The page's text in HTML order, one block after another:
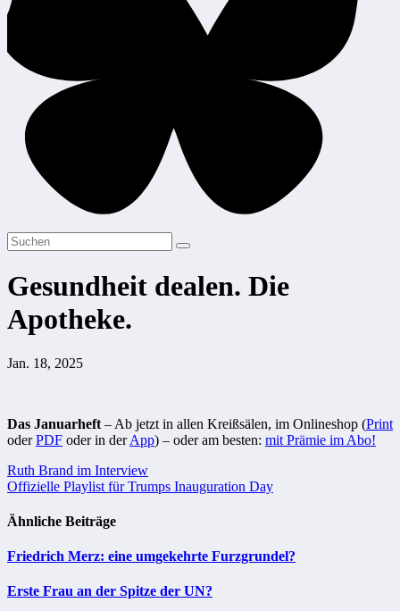
Gesundheit dealen. Die
Apotheke.
Jan. 18, 2025
Das Januarheft – Ab jetzt in allen Kreißsälen, im Onlineshop (Print
oderPDF oder in derApp) – oder am besten: mit Prämie im Abo!
Beitragsnavigation
Ruth Brand im Interview
Offizielle Playlist für Trumps Inauguration Day
Ähnliche Beiträge
Friedrich Merz: eine umgekehrte Furzgrundel?
Erste Frau an der Spitze der UN?